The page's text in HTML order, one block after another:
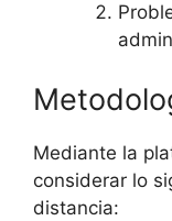
Mediante la
considerar lo
distancia: